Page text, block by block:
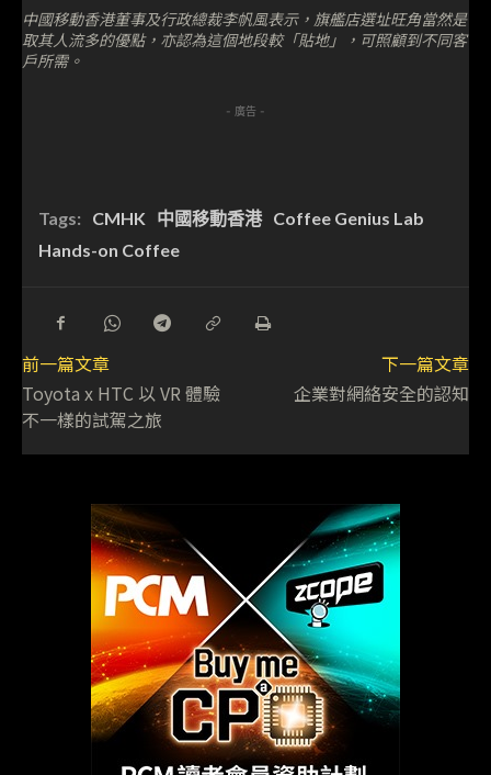
中國移動香港董事及行政總裁李帆風表示，旗艦店選址旺角當然是
取其人流多的優點，亦認為這個地段較「貼地」，可照顧到不同客
戶所需。
- 廣告 -
Tags: CMHK 中國移動香港 Coffee Genius Lab
Hands-on Coffee
前一篇文章
Toyota x HTC 以 VR 體驗
不一樣的試駕之旅
下一篇文章
企業對網絡安全的認知